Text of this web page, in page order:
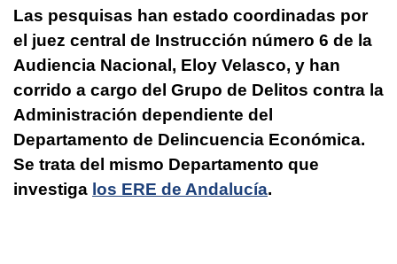
Las pesquisas han estado coordinadas por
el juez central de Instrucción número 6 de la
Audiencia Nacional, Eloy Velasco, y han
corrido a cargo del Grupo de Delitos contra la
Administración dependiente del
Departamento de Delincuencia Económica.
Se trata del mismo Departamento que
investiga los ERE de Andalucía.